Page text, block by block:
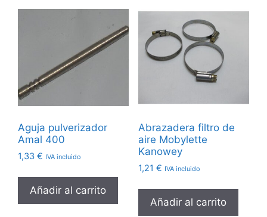
Aguja pulverizador
Amal 400
1,33 € IVA incluido
Añadir al carrito
Abrazadera filtro de
aire Mobylette
Kanowey
1,21 € IVA incluido
Añadir al carrito